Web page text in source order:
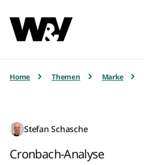
Home Themen Marke
Stefan Schasche
Cronbach-Analyse